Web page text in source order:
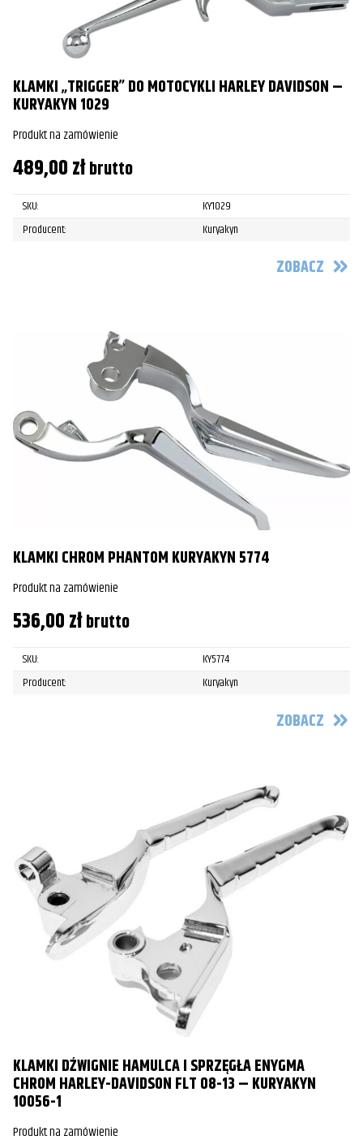
KLAMKI „TRIGGER” DO MOTOCYKLI HARLEY DAVIDSON –
KURYAKYN 1029
Produkt na zamówienie
489,00złbrutto
SKU:
KY1029
Producent:
Kuryakyn
ZOBACZ
KLAMKI CHROM PHANTOM KURYAKYN 5774
Produkt na zamówienie
536,00złbrutto
SKU:
KY5774
Producent:
Kuryakyn
ZOBACZ
KLAMKI DŹWIGNIE HAMULCA I SPRZĘGŁA ENYGMA
CHROM HARLEY-DAVIDSON FLT 08-13 – KURYAKYN
10056-1
Produkt na zamówienie